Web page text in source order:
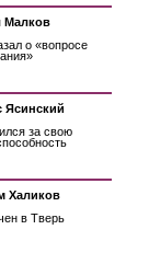
Малков
о «вопросе
Ясинский
за свою
Халиков
в Тверь